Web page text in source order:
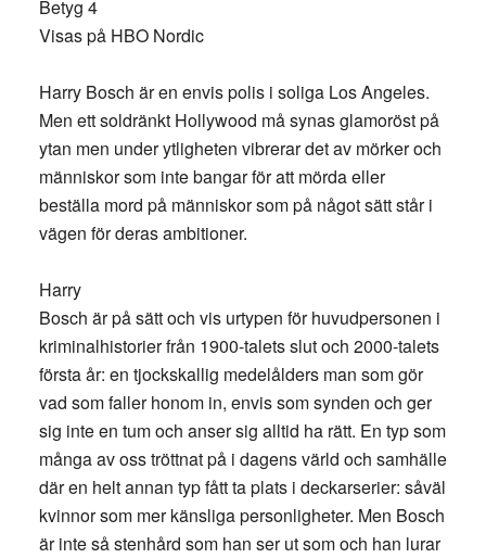
Betyg 4
Visas på HBO Nordic
Harry Bosch är en envis polis i soliga Los Angeles.
Men ett soldränkt Hollywood må synas glamoröst på
ytan men under ytligheten vibrerar det av mörker och
människor som inte bangar för att mörda eller
beställa mord på människor som på något sätt står i
vägen för deras ambitioner.
Harry
Bosch är på sätt och vis urtypen för huvudpersonen i
kriminalhistorier från 1900-talets slut och 2000-talets
första år: en tjockskallig medelålders man som gör
vad som faller honom in, envis som synden och ger
sig inte en tum och anser sig alltid ha rätt. En typ som
många av oss tröttnat på i dagens värld och samhälle
där en helt annan typ fått ta plats i deckarserier: såväl
kvinnor som mer känsliga personligheter. Men Bosch
är inte så stenhård som han ser ut som och han lurar